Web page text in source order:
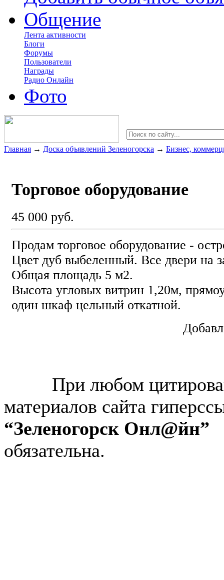
Общение
Лента активности
Блоги
Форумы
Пользователи
Награды
Радио Онлайн
Фото
Главная → Доска объявлений Зеленогорска → Бизнес,
Торговое оборудование
45 000 руб.
Продам торговое оборудование -
Цвет дуб выбеленный. Все двери на
Общая площадь 5 м2.
Высота угловых витрин 1,20м,
один шкаф цельный откатной.
При любом
материалов сайта
“Зеленогорск Онл@йн”
обязательна.